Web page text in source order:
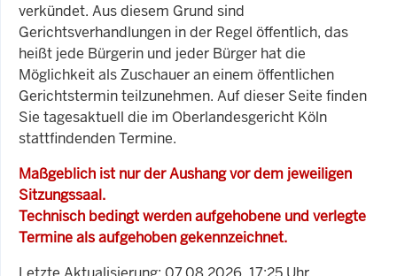
verkündet. Aus diesem Grund sind
Gerichtsverhandlungen in der Regel öffentlich, das
heißt jede Bürgerin und jeder Bürger hat die
Möglichkeit als Zuschauer an einem öffentlichen
Gerichtstermin teilzunehmen. Auf dieser Seite finden
Sie tagesaktuell die im Oberlandesgericht Köln
stattfindenden Termine.
Maßgeblich ist nur der Aushang vor dem jeweiligen
Sitzungssaal.
Technisch bedingt werden aufgehobene und verlegte
Termine als aufgehoben gekennzeichnet.